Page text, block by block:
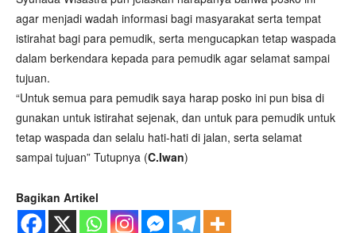
agar menjadi wadah informasi bagi masyarakat serta tempat
istirahat bagi para pemudik, serta mengucapkan tetap waspada
dalam berkendara kepada para pemudik agar selamat sampai
tujuan.
“Untuk semua para pemudik saya harap posko ini pun bisa di
gunakan untuk istirahat sejenak, dan untuk para pemudik untuk
tetap waspada dan selalu hati-hati di jalan, serta selamat
sampai tujuan” Tutupnya (C.Iwan)
Bagikan Artikel